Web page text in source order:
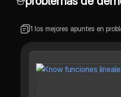
1 los mejores apuntes en